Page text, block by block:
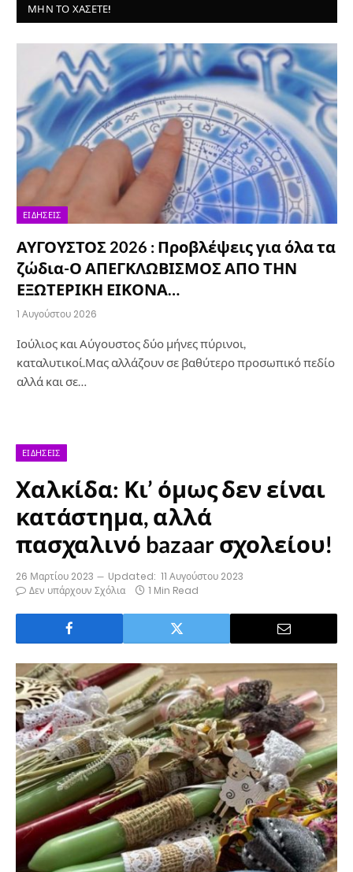
ΜΗΝ ΤΟ ΧΆΣΕΤΕ!
ΕΙΔΉΣΕΙΣ
ΑΥΓΟΥΣΤΟΣ 2026 : Προβλέψεις για όλα τα
ζώδια-Ο ΑΠΕΓΚΛΩΒΙΣΜΟΣ ΑΠΟ ΤΗΝ
ΕΞΩΤΕΡΙΚΗ ΕΙΚΟΝΑ…
1 Αυγούστου 2026
Ιούλιος και Αύγουστος δύο μήνες πύρινοι,
καταλυτικοί.Μας αλλάζουν σε βαθύτερο προσωπικό πεδίο
αλλά και σε…
ΕΙΔΉΣΕΙΣ
Χαλκίδα: Κι’ όμως δεν είναι
κατάστημα, αλλά
πασχαλινό bazaar σχολείου!
26 Μαρτίου 2023 Updated: 11 Αυγούστου 2023
Δεν υπάρχουν Σχόλια
1 Min Read